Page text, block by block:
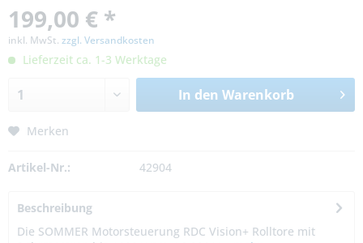
199,00 € *
inkl. MwSt. zzgl. Versandkosten
Lieferzeit ca. 1-3 Werktage
In den Warenkorb
Merken
Artikel-Nr.: 42904
Beschreibung
Die SOMMER Motorsteuerung RDC Vision+ Rolltore mit